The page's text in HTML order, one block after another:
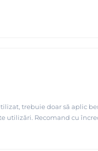
trebuie doar să aplic
Recomand cu